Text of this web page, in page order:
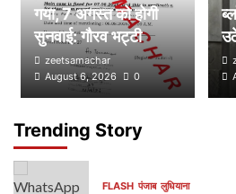
गया, 7 अगस्त को होगी
सुनवाई: गौरव भट्टी
zeetsamachar
August 6, 2026
0
Trending Story
डम्मी निगम सदन लगाकर
भेदभाव और भ्रष्टाचार के लगाए
5
लुधियाना
प्लॉटिंग पर गहराए सवाल
FLASH पंजाब लुधियाना